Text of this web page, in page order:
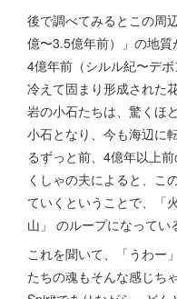
後で調べてみるとこの周
億〜3.5億年前）」の地
4億年前（シルル紀〜デ
冷えて固まり形成された
岩の小石たちは、驚くほ
小石となり、今も海辺に
るずっと前、4億年以上
くしゃの夫によると、こ
ていくということで、
山」 のループになってい
これを聞いて、「うわー
たちの魂もそんな感じち